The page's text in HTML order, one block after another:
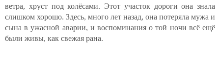
ветра, хруст под колёсами. Этот участок дороги она знала
слишком хорошо. Здесь, много лет назад, она потеряла мужа и
сына в ужасной аварии, и воспоминания о той ночи всё ещё
были живы, как свежая рана.